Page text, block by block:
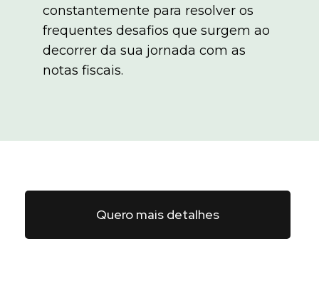
constantemente para resolver os
frequentes desafios que surgem ao
decorrer da sua jornada com as
notas fiscais.
Quero mais detalhes